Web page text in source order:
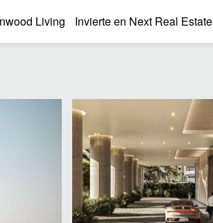
Living Invierte en Next Real Estate